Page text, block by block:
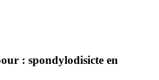
: spondylodisicte en